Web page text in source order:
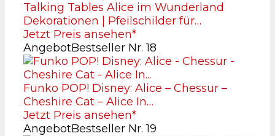
Talking Tables Alice im Wunderland
Dekorationen | Pfeilschilder für…
Jetzt Preis ansehen*
AngebotBestseller Nr. 18
Funko POP! Disney: Alice – Chessur –
Cheshire Cat – Alice In…
Jetzt Preis ansehen*
AngebotBestseller Nr. 19